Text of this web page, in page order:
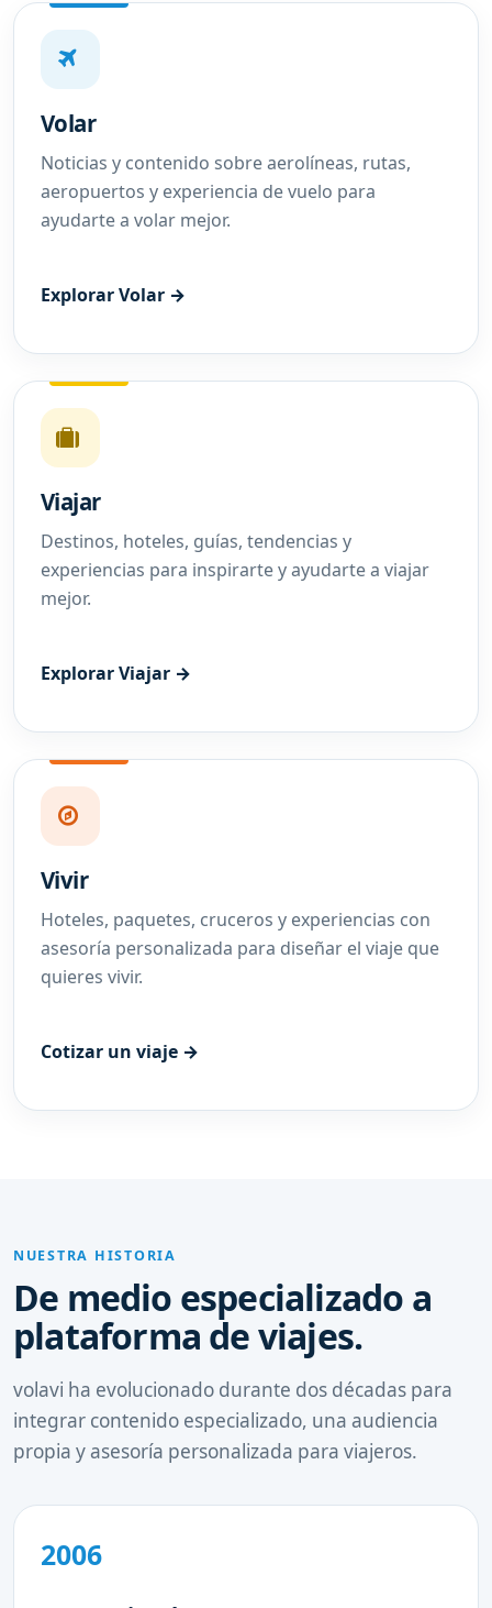
Volar
Noticias y contenido sobre aerolíneas, rutas,
aeropuertos y experiencia de vuelo para
ayudarte a volar mejor.
Explorar Volar →
Viajar
Destinos, hoteles, guías, tendencias y
experiencias para inspirarte y ayudarte a viajar
mejor.
Explorar Viajar →
Vivir
Hoteles, paquetes, cruceros y experiencias con
asesoría personalizada para diseñar el viaje que
quieres vivir.
Cotizar un viaje →
NUESTRA HISTORIA
De medio especializado a
plataforma de viajes.
volavi ha evolucionado durante dos décadas para
integrar contenido especializado, una audiencia
propia y asesoría personalizada para viajeros.
2006